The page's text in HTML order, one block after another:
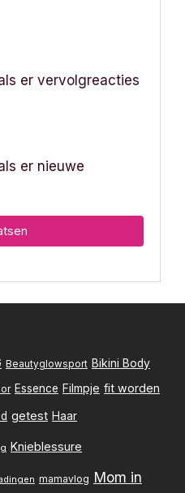
er vervolgreacties
er nieuwe
Beautyglowsport Bikini Body
Essence Filmpje fit worden
getest Haar
Knieblessure
mamavlog Mom in